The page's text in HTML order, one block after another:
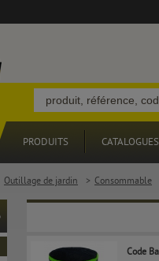
PRODUITS CATALOGUES
Outillage de jardin > Consommable
Code